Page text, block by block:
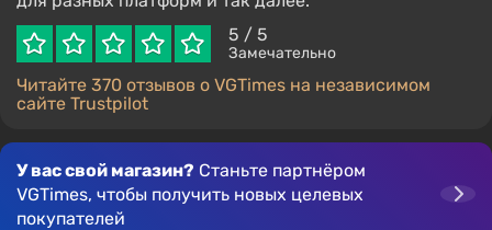
5 / 5
Замечательно
Читайте 370 отзывов о VGTimes на независимом
сайте Trustpilot
У вас свой магазин? Станьте партнёром
VGTimes, чтобы получить новых целевых
покупателей